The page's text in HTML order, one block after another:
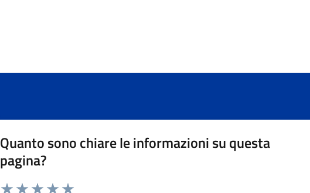
Quanto sono chiare le informazioni su questa
pagina?